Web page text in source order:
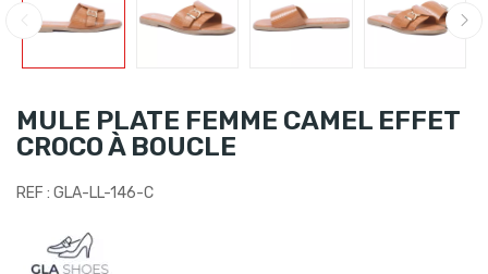
MULE PLATE FEMME CAMEL EFFET
CROCO À BOUCLE
REF : GLA-LL-146-C